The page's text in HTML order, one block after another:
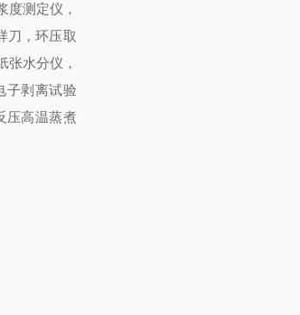
度测定仪，
刀，环压取
张水分仪，
子剥离试验
压高温蒸煮